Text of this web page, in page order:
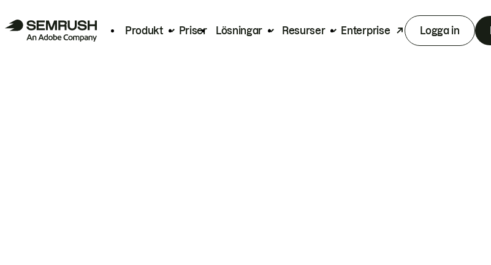
Produkt Priser Lösningar Resurser Enterprise Logga in